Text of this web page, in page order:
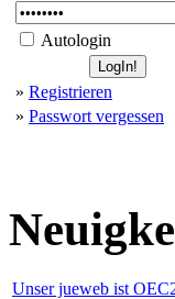
Autologin
» Registrieren
» Passwort vergessen
Unser jueweb ist